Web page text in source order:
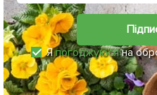
Япогоджуюсяна